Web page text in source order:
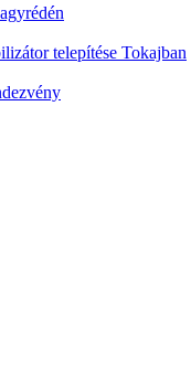
telepítése Tokajban